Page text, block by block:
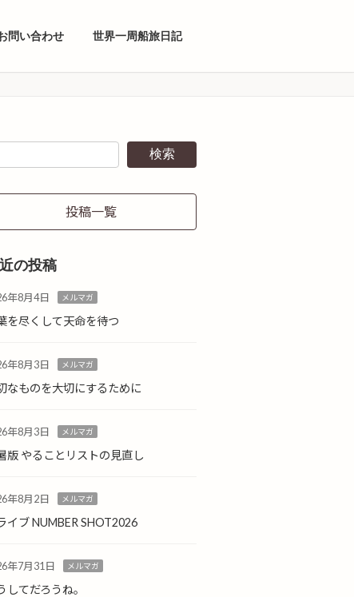
問い合わせ 世界一周船旅日記
検索
投稿一覧
の投稿
年8月4日 メルマガ
を尽くして天命を待つ
年8月3日 メルマガ
なものを大切にするために
年8月3日 メルマガ
版 やることリストの見直し
年8月2日 メルマガ
イブ NUMBER SHOT2026
年7月31日 メルマガ
してだろうね。